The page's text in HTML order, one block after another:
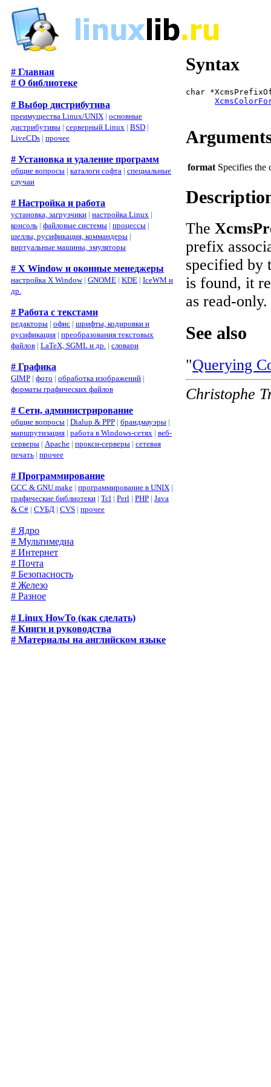
# Главная
# О библиотеке
# Выбор дистрибутива
преимущества Linux/UNIX | основные
дистрибутивы | серверный Linux | BSD |
LiveCDs | прочее
# Установка и удаление программ
общие вопросы | каталоги софта | специальные
случаи
# Настройка и работа
установка, загрузчики | настройка Linux |
консоль | файловые системы | процессы |
шеллы, русификация, коммандеры |
виртуальные машины, эмуляторы
# X Window и оконные менеджеры
настройка X Window| GNOME | KDE | IceWM и
др.
# Работа с текстами
редакторы | офис | шрифты, кодировки и
русификация | преобразования текстовых
файлов | LaTeX, SGML и др. | словари
# Графика
GIMP | фото | обработка изображений |
форматы графических файлов
# Сети, администрирование
общие вопросы | Dialup & PPP | брандмауэры |
маршрутизация | работа в Windows-сетях | веб-
серверы | Apache | прокси-серверы | сетевая
печать | прочее
# Программирование
GCC & GNU make | программирование в UNIX |
графические библиотеки | Tcl | Perl | PHP | Java
& C# | СУБД | CVS | прочее
# Ядро
# Мультимедиа
# Интернет
# Почта
# Безопасность
# Железо
# Разное
# Linux HowTo (как сделать)
# Книги и руководства
# Материалы на английском языке
Syntax
char
format Specifies the
The
prefix
specified by
is found, it
as read-only.
See also
"Querying
Christophe